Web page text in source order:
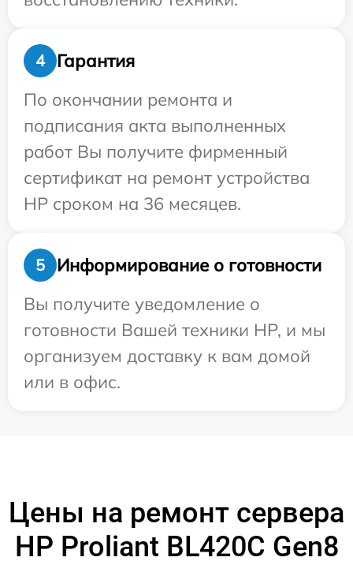
4
Гарантия
По окончании ремонта и
подписания акта выполненных
работ Вы получите фирменный
сертификат на ремонт устройства
HP сроком на 36 месяцев.
5
Информирование о готовности
Вы получите уведомление о
готовности Вашей техники HP, и мы
организуем доставку к вам домой
или в офис.
Цены на ремонт сервера
HP Proliant BL420C Gen8